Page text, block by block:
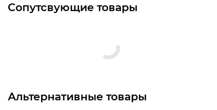
Сопутсвующие товары
Альтернативные товары